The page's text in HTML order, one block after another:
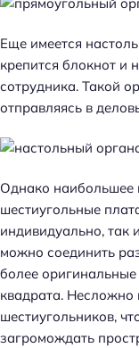
Еще имеется
крепится блокнот и
сотрудника. Такой
отправляясь в
Однако наибольшее
шестиугольные
индивидуально, так
можно соединить
более
квадрата. Несложно
шестиугольников,
загромождать